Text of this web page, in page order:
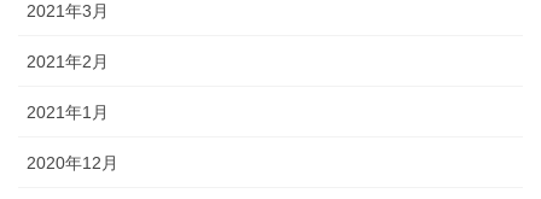
2021年3月
2021年2月
2021年1月
2020年12月